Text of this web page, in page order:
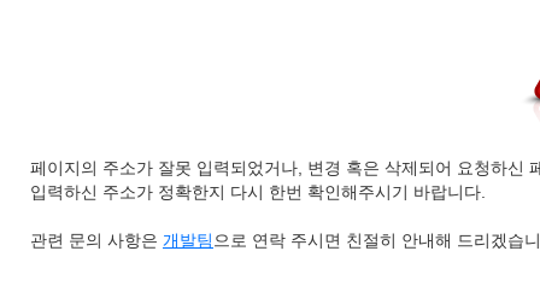
페이지의 주소가 잘못 입력되었거나, 변경 혹은 삭제되어 요청하신
입력하신 주소가 정확한지 다시 한번 확인해주시기 바랍니다.
관련 문의 사항은 개발팀 으로 연락 주시면 친절히 안내해 드리겠습